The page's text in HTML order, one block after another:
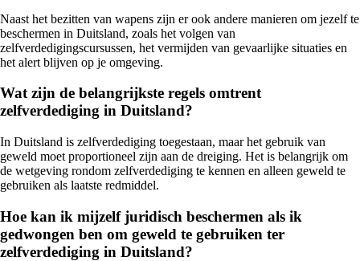
Naast het bezitten van wapens zijn er ook andere manieren om jezelf te
beschermen in Duitsland, zoals het volgen van
zelfverdedigingscursussen, het vermijden van gevaarlijke situaties en
het alert blijven op je omgeving.
Wat zijn de belangrijkste regels omtrent
zelfverdediging in Duitsland?
In Duitsland is zelfverdediging toegestaan, maar het gebruik van
geweld moet proportioneel zijn aan de dreiging. Het is belangrijk om
de wetgeving rondom zelfverdediging te kennen en alleen geweld te
gebruiken als laatste redmiddel.
Hoe kan ik mijzelf juridisch beschermen als ik
gedwongen ben om geweld te gebruiken ter
zelfverdediging in Duitsland?